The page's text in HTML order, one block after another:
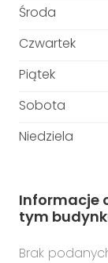
Środa
Czwartek
Piątek
Sobota
Niedziela
Informacje
tym
Brak